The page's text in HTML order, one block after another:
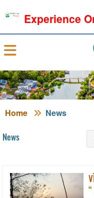
Home News
News
Experience